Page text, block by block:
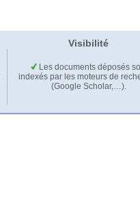
Visibilité
Les documents déposés
indexés par les moteurs de
(Google Scholar,…).